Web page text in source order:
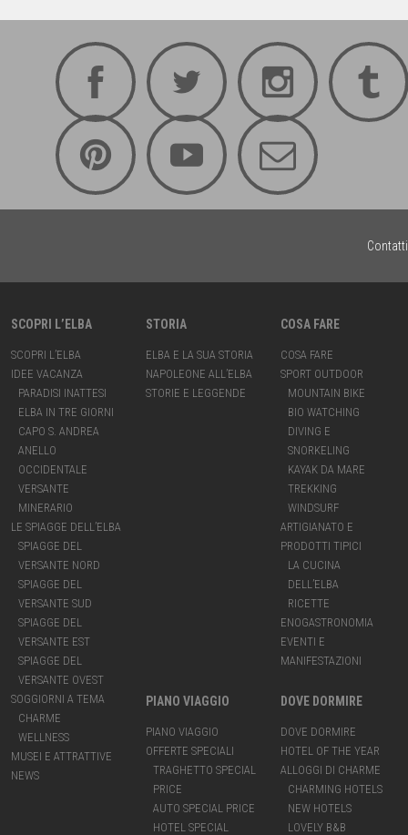
Contatti
SCOPRI L’ELBA
SCOPRI L’ELBA
IDEE VACANZA
PARADISI INATTESI
ELBA IN TRE GIORNI
CAPO S. ANDREA
ANELLO
OCCIDENTALE
VERSANTE
MINERARIO
LE SPIAGGE DELL’ELBA
SPIAGGE DEL
VERSANTE NORD
SPIAGGE DEL
VERSANTE SUD
SPIAGGE DEL
VERSANTE EST
SPIAGGE DEL
VERSANTE OVEST
SOGGIORNI A TEMA
CHARME
WELLNESS
MUSEI E ATTRATTIVE
NEWS
STORIA
ELBA E LA SUA STORIA
NAPOLEONE ALL’ELBA
STORIE E LEGGENDE
COSA FARE
COSA FARE
SPORT OUTDOOR
MOUNTAIN BIKE
BIO WATCHING
DIVING E
SNORKELING
KAYAK DA MARE
TREKKING
WINDSURF
ARTIGIANATO E
PRODOTTI TIPICI
LA CUCINA
DELL’ELBA
RICETTE
ENOGASTRONOMIA
EVENTI E
MANIFESTAZIONI
PIANO VIAGGIO
PIANO VIAGGIO
OFFERTE SPECIALI
TRAGHETTO SPECIAL
PRICE
AUTO SPECIAL PRICE
HOTEL SPECIAL
DOVE DORMIRE
DOVE DORMIRE
HOTEL OF THE YEAR
ALLOGGI DI CHARME
CHARMING HOTELS
NEW HOTELS
LOVELY B&B